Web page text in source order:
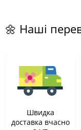
🌼 Наші
Швидка
доставка вчасно